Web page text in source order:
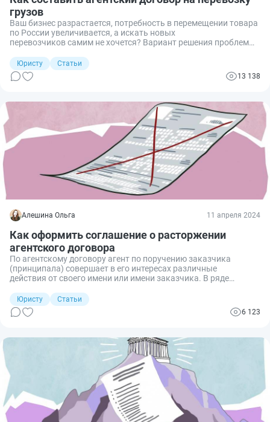
грузов
Ваш бизнес разрастается, потребность в перемещении товара
по России увеличивается, а искать новых
перевозчиков самим не хочется? Вариант решения проблемы
составить агентский договор на перевозку груза.
Юристу
Статьи
13 138
Алешина Ольга 11 апреля 2024
Как оформить соглашение о расторжении
агентского договора
По агентскому договору агент по поручению заказчика
(принципала) совершает в его интересах различные
действия от своего имени или имени заказчика. В ряде
расторгнуть сделку или обе стороны договариваются о
прекращении правоотношений. Для этого необходимо
заключить соглашение о расторжении либо направить
документы на прекращение агентирования.
Юристу
Статьи
6 123